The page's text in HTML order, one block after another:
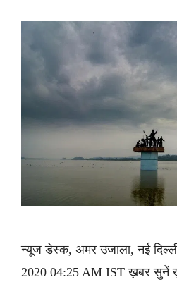
न्यूज डेस्क, अमर उजाला, नई
2020 04:25 AM IST ख़बर सुनें